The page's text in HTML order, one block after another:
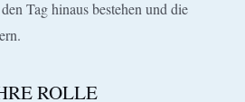
Tag hinaus bestehen und die
ROLLE